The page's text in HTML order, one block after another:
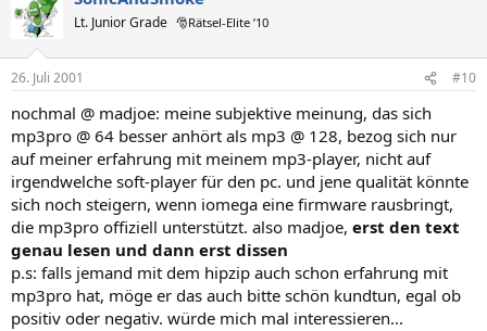
Lt. Junior Grade 🎅Rätsel-Elite ’10
26. Juli 2001 #10
nochmal @ madjoe: meine subjektive meinung, das sich
mp3pro @ 64 besser anhört als mp3 @ 128, bezog sich nur
auf meiner erfahrung mit meinem mp3-player, nicht auf
irgendwelche soft-player für den pc. und jene qualität könnte
sich noch steigern, wenn iomega eine firmware rausbringt,
die mp3pro offiziell unterstützt. also madjoe, erst den text
genau lesen und dann erst dissen
p.s: falls jemand mit dem hipzip auch schon erfahrung mit
mp3pro hat, möge er das auch bitte schön kundtun, egal ob
positiv oder negativ. würde mich mal interessieren...